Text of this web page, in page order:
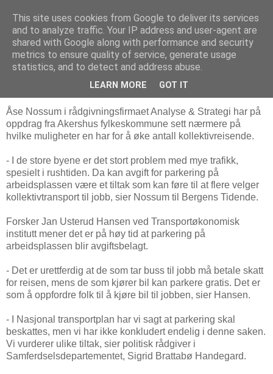
Arkitektur & Miljøteknologi
15 juli 2010
Vil ha slutt på gratis jobbparkering
Åse Nossum i rådgivningsfirmaet Analyse & Strategi har på
oppdrag fra Akershus fylkeskommune sett nærmere på
hvilke muligheter en har for å øke antall kollektivreisende.
- I de store byene er det stort problem med mye trafikk,
spesielt i rushtiden. Da kan avgift for parkering på
arbeidsplassen være et tiltak som kan føre til at flere velger
kollektivtransport til jobb, sier Nossum til Bergens Tidende.
Forsker Jan Usterud Hansen ved Transportøkonomisk
institutt mener det er på høy tid at parkering på
arbeidsplassen blir avgiftsbelagt.
- Det er urettferdig at de som tar buss til jobb må betale skatt
for reisen, mens de som kjører bil kan parkere gratis. Det er
som å oppfordre folk til å kjøre bil til jobben, sier Hansen.
- I Nasjonal transportplan har vi sagt at parkering skal
beskattes, men vi har ikke konkludert endelig i denne saken.
Vi vurderer ulike tiltak, sier politisk rådgiver i
Samferdselsdepartementet, Sigrid Brattabø Handegard.
This site uses cookies from Google to deliver its services
and to analyze traffic. Your IP address and user-agent are
shared with Google along with performance and security
metrics to ensure quality of service, generate usage
statistics, and to detect and address abuse.
LEARN MORE GOT IT